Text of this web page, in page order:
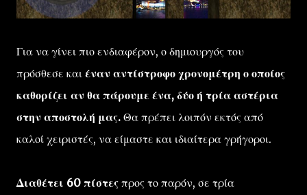
Για να γίνει πιο ενδιαφέρον, ο δημιουργός του
πρόσθεσε και έναν αντίστροφο χρονομέτρη ο οποίος
καθορίζει αν θα πάρουμε ένα, δύο ή τρία αστέρια
στην αποστολή μας. Θα πρέπει λοιπόν εκτός από
καλοί χειριστές, να είμαστε και ιδιαίτερα γρήγοροι.
Διαθέτει 60 πίστες προς το παρόν, σε τρία